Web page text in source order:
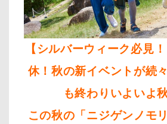
【シルバーウィーク必見
休！秋の新イベントが続
も終わりいよいよ
この秋の「ニジゲンノモ